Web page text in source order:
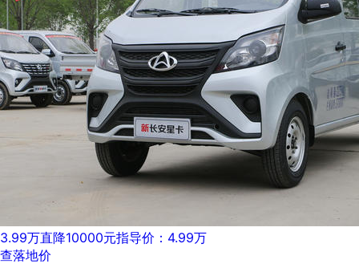
3.99万直降10000元指导价：4.99万
查落地价